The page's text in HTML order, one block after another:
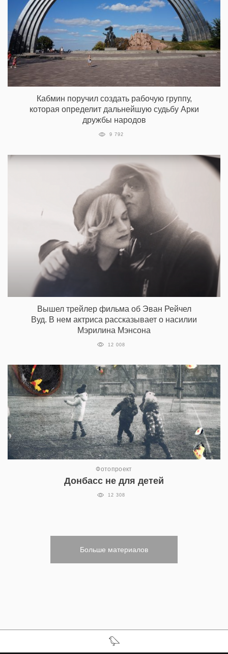
Кабмин поручил создать рабочую группу,
которая определит дальнейшую судьбу Арки
дружбы народов
9 792
Вышел трейлер фильма об Эван Рейчел
Вуд. В нем актриса рассказывает о насилии
Мэрилина Мэнсона
12 008
Фотопроект
Донбасс не для детей
12 308
Больше материалов